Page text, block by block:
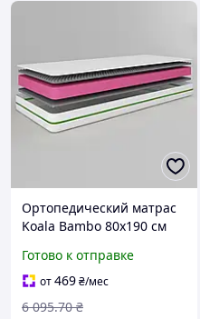
Ортопедический матрас
Koala Bambo 80х190 см
подростка с высоким
уровнем комфорта
Готово к отправке
от469₴/мес
6 095.70 ₴